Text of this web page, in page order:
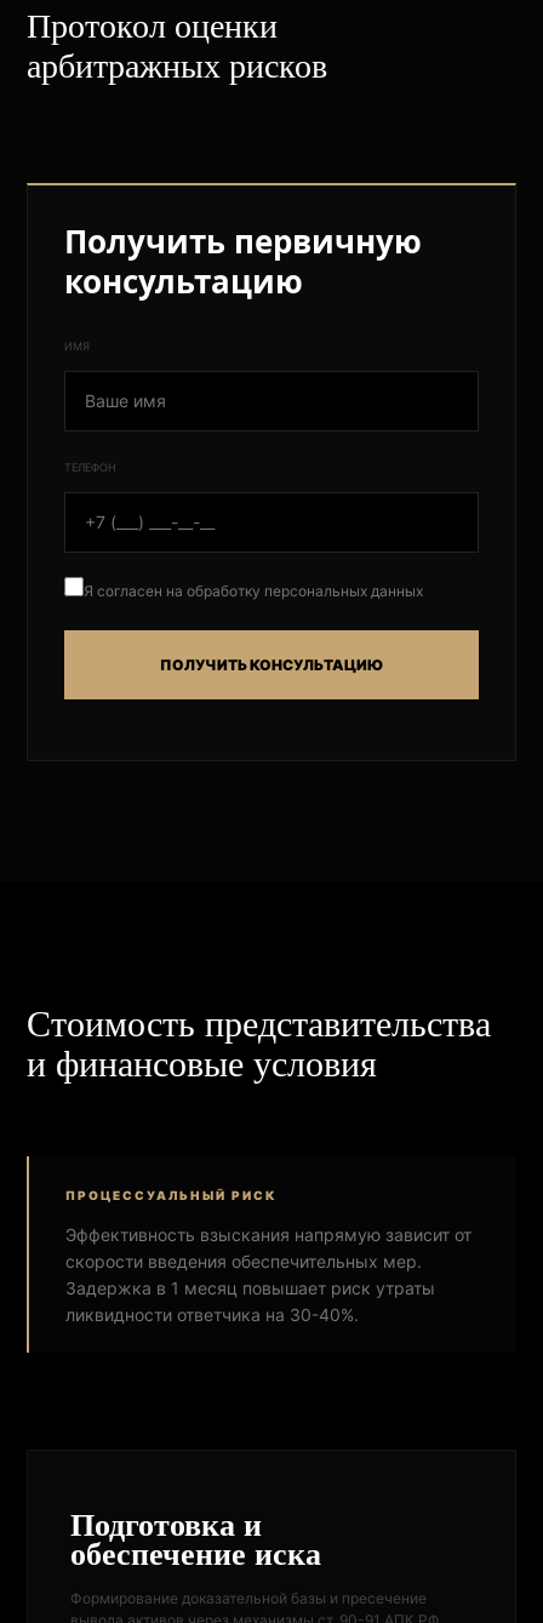
Протокол оценки
арбитражных рисков
Получить первичную
консультацию
ИМЯ
ТЕЛЕФОН
Я согласен на обработку персональных данных
ПОЛУЧИТЬ КОНСУЛЬТАЦИЮ
Стоимость представительства
и финансовые условия
ПРОЦЕССУАЛЬНЫЙ РИСК
Эффективность взыскания напрямую зависит от
скорости введения обеспечительных мер.
Задержка в 1 месяц повышает риск утраты
ликвидности ответчика на 30-40%.
Подготовка и
обеспечение иска
Формирование доказательной базы и пресечение